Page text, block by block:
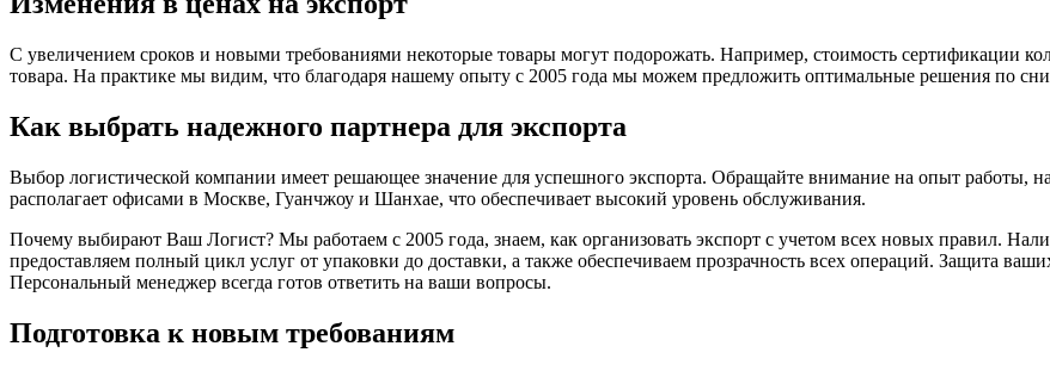
С увеличением сроков и новыми требованиями некоторые товары могут подорожать. Например, стоимость сертификации
товара. На практике мы видим, что благодаря нашему опыту с 2005 года мы можем предложить оптимальные решения по
Как выбрать надежного партнера для экспорта
Выбор логистической компании имеет решающее значение для успешного экспорта. Обращайте внимание на опыт работы,
располагает офисами в Москве, Гуанчжоу и Шанхае, что обеспечивает высокий уровень обслуживания.
Почему выбирают Ваш Логист? Мы работаем с 2005 года, знаем, как организовать экспорт с учетом всех новых правил.
предоставляем полный цикл услуг от упаковки до доставки, а также обеспечиваем прозрачность всех операций. Защита
Персональный менеджер всегда готов ответить на ваши вопросы.
Подготовка к новым требованиям